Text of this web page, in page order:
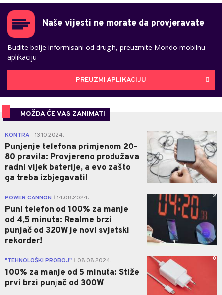
Naše vijesti ne morate da provjeravate
Budite bolje informisani od drugih, preuzmite Mondo mobilnu
aplikaciju
PREUZMI APLIKACIJU
MOŽDA ĆE VAS ZANIMATI
KONTRA 13.10.2024.
Punjenje telefona primjenom 20-
80 pravila: Provjereno produžava
radni vijek baterije, a evo zašto
ga treba izbjegavati!
1
POWER CANNON 14.08.2024.
Puni telefon od 100% za manje
od 4,5 minuta: Realme brzi
punjač od 320W je novi svjetski
rekorder!
2
"TEHNOLOŠKI PROBOJ" 08.08.2024.
100% za manje od 5 minuta: Stiže
prvi brzi punjač od 300W
0